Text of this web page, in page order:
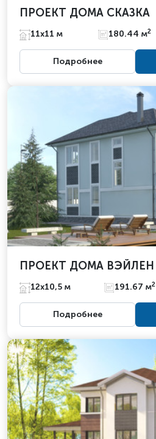
ПРОЕКТ ДОМА СКАЗКА
11х11 м 180.44 м2
Подробнее
ПРОЕКТ ДОМА ВЭЙЛЕН
12х10,5 м 191.67 м2
Подробнее